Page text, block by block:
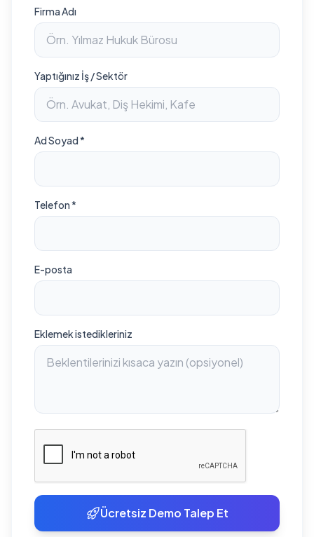
Firma Adı
Yaptığınız İş / Sektör
Ad Soyad *
Telefon *
E-posta
Eklemek istedikleriniz
Ücretsiz Demo Talep Et